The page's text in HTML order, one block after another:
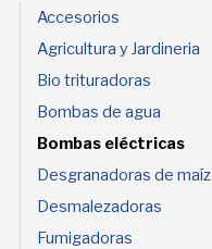
Accesorios
Agricultura y Jardineria
Bio trituradoras
Bombas de agua
Bombas eléctricas
Desgranadoras de maíz
Desmalezadoras
Fumigadoras